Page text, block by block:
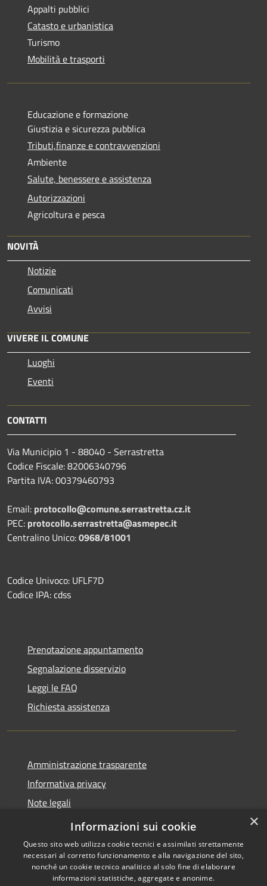
Appalti pubblici
Catasto e urbanistica
Turismo
Mobilità e trasporti
Educazione e formazione
Giustizia e sicurezza pubblica
Tributi,finanze e contravvenzioni
Ambiente
Salute, benessere e assistenza
Autorizzazioni
Agricoltura e pesca
NOVITÀ
Notizie
Comunicati
Avvisi
VIVERE IL COMUNE
Luoghi
Eventi
CONTATTI
Via Municipio 1 - 88040 - Serrastretta
Codice Fiscale: 82006340796
Partita IVA: 00379460793
Email: protocollo@comune.serrastretta.cz.it
PEC: protocollo.serrastretta@asmepec.it
Centralino Unico:0968/81001
Codice Univoco: UFLF7D
Codice IPA: cdss
Prenotazione appuntamento
Segnalazione disservizio
Leggi le FAQ
Richiesta assistenza
Amministrazione trasparente
Informativa privacy
Note legali
Dichiarazione di accessibilità
Copyright © 2026 • Comune di
×
Informazioni sui cookie
Questo sito web utilizza cookie tecnici e assimilati strettamente
necessari al corretto funzionamento e alla navigazione del sito,
nonché un cookie tecnico analitico al solo fine di elaborare
informazioni statistiche, aggregate e anonime.